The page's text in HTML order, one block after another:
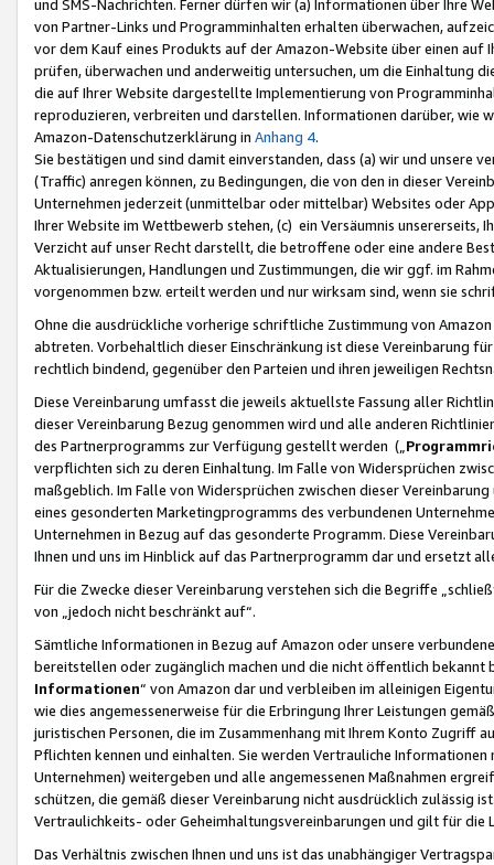
und SMS-Nachrichten. Ferner dürfen wir (a) Informationen über Ihre
von Partner-Links und Programminhalten erhalten überwachen,
vor dem Kauf eines Produkts auf der Amazon-Website über einen
prüfen, überwachen und anderweitig untersuchen, um die Einhaltung
die auf Ihrer Website dargestellte Implementierung von
reproduzieren, verbreiten und darstellen. Informationen darüber, wie
Amazon-Datenschutzerklärung in Anhang 4.
Sie bestätigen und sind damit einverstanden, dass (a) wir und
(Traffic) anregen können, zu Bedingungen, die von den in dieser
Unternehmen jederzeit (unmittelbar oder mittelbar) Websites oder
Ihrer Website im Wettbewerb stehen, (c) ein Versäumnis unsererseits,
Verzicht auf unser Recht darstellt, die betroffene oder eine andere
Aktualisierungen, Handlungen und Zustimmungen, die wir ggf. im
vorgenommen bzw. erteilt werden und nur wirksam sind, wenn sie
Ohne die ausdrückliche vorherige schriftliche Zustimmung von
abtreten. Vorbehaltlich dieser Einschränkung ist diese Vereinbarung
rechtlich bindend, gegenüber den Parteien und ihren jeweiligen
Diese Vereinbarung umfasst die jeweils aktuellste Fassung aller
dieser Vereinbarung Bezug genommen wird und alle anderen
des Partnerprogramms zur Verfügung gestellt werden („
verpflichten sich zu deren Einhaltung. Im Falle von Widersprüchen
maßgeblich. Im Falle von Widersprüchen zwischen dieser
eines gesonderten Marketingprogramms des verbundenen
Unternehmen in Bezug auf das gesonderte Programm. Diese
Ihnen und uns im Hinblick auf das Partnerprogramm dar und ersetzt
Für die Zwecke dieser Vereinbarung verstehen sich die Begriffe
von „jedoch nicht beschränkt auf“.
Sämtliche Informationen in Bezug auf Amazon oder unsere
bereitstellen oder zugänglich machen und die nicht öffentlich
Informationen“ von Amazon dar und verbleiben im alleinigen
wie dies angemessenerweise für die Erbringung Ihrer Leistungen
juristischen Personen, die im Zusammenhang mit Ihrem Konto
Pflichten kennen und einhalten. Sie werden Vertrauliche
Unternehmen) weitergeben und alle angemessenen Maßnahmen
schützen, die gemäß dieser Vereinbarung nicht ausdrücklich zulässig
Vertraulichkeits- oder Geheimhaltungsvereinbarungen und gilt für die
Das Verhältnis zwischen Ihnen und uns ist das unabhängiger